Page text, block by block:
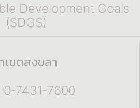
Development Goals
(SDGS)
เขตสงขลา
0-7431-7600